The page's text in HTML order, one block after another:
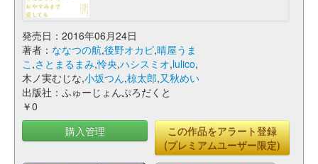
発売日：2016年06月24日
著者： ななつの航,後野オカピ,晴屋うま
こ ,さとまるまみ,怜央,ハシスミオ,lulico,
木ノ実むじな,小坂つん,椋太郎,又秋めい
出版社：ふゅーじょんぷろだくと
￥0
購入管理
この作品をアラート登録
(プレミアムユーザー限定)